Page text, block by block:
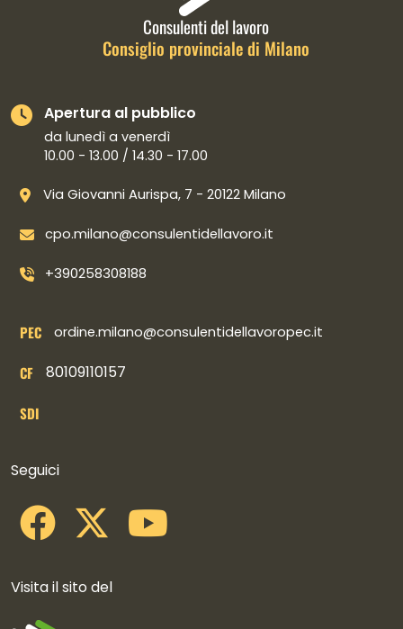
Consulenti del lavoro
Consiglio provinciale di Milano
Apertura al pubblico
da lunedì a venerdì
10.00 - 13.00 / 14.30 - 17.00
Via Giovanni Aurispa, 7 - 20122 Milano
cpo.milano@consulentidellavoro.it
+390258308188
PEC ordine.milano@consulentidellavoropec.it
CF 80109110157
SDI
Seguici
Visita il sito del